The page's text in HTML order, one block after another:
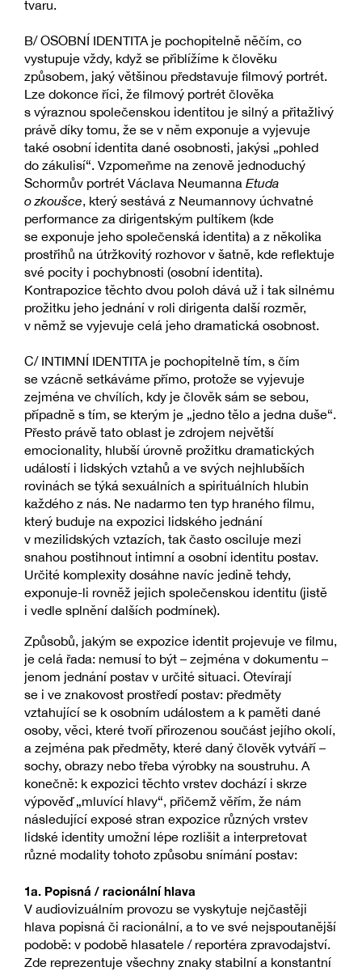
tvaru.
B/ OSOBNÍ IDENTITA je pochopitelně něčím, co
vystupuje vždy, když se přiblížíme k člověku
způsobem, jaký většinou představuje filmový portrét.
Lze dokonce říci, že filmový portrét člověka
s výraznou společenskou identitou je silný a přitažlivý
právě díky tomu, že se v něm exponuje a vyjevuje
také osobní identita dané osobnosti, jakýsi „pohled
do zákulisí“. Vzpomeňme na zenově jednoduchý
Schormův portrét Václava Neumanna Etuda
o zkoušce, který sestává z Neumannovy úchvatné
performance za dirigentským pultíkem (kde
se exponuje jeho společenská identita) a z několika
prostřihů na útržkovitý rozhovor v šatně, kde reflektuje
své pocity i pochybnosti (osobní identita).
Kontrapozice těchto dvou poloh dává už i tak silnému
prožitku jeho jednání v roli dirigenta další rozměr,
v němž se vyjevuje celá jeho dramatická osobnost.
C/ INTIMNÍ IDENTITA je pochopitelně tím, s čím
se vzácně setkáváme přímo, protože se vyjevuje
zejména ve chvílích, kdy je člověk sám se sebou,
případně s tím, se kterým je „jedno tělo a jedna duše“.
Přesto právě tato oblast je zdrojem největší
emocionality, hlubší úrovně prožitku dramatických
událostí i lidských vztahů a ve svých nejhlubších
rovinách se týká sexuálních a spirituálních hlubin
každého z nás. Ne nadarmo ten typ hraného filmu,
který buduje na expozici lidského jednání
v mezilidských vztazích, tak často osciluje mezi
snahou postihnout intimní a osobní identitu postav.
Určité komplexity dosáhne navíc jedině tehdy,
exponuje-li rovněž jejich společenskou identitu (jistě
i vedle splnění dalších podmínek).
Způsobů, jakým se expozice identit projevuje ve filmu,
je celá řada: nemusí to být – zejména v dokumentu –
jenom jednání postav v určité situaci. Otevírají
se i ve znakovost prostředí postav: předměty
vztahující se k osobním událostem a k paměti dané
osoby, věci, které tvoří přirozenou součást jejího okolí,
a zejména pak předměty, které daný člověk vytváří –
sochy, obrazy nebo třeba výrobky na soustruhu. A
konečně: k expozici těchto vrstev dochází i skrze
výpověď „mluvící hlavy“, přičemž věřím, že nám
následující exposé stran expozice různých vrstev
lidské identity umožní lépe rozlišit a interpretovat
různé modality tohoto způsobu snímání postav:
1a. Popisná / racionální hlava
V audiovizuálním provozu se vyskytuje nejčastěji
hlava popisná či racionální, a to ve své nejspoutanější
podobě: v podobě hlasatele / reportéra zpravodajství.
Zde reprezentuje všechny znaky stabilní a konstantní